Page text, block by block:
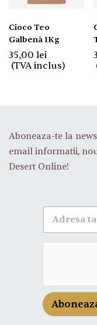
Cioco Teo
Galbenă 1Kg
35,00 lei
(TVA inclus)
Aboneaza-te la
email informatii,
Desert Online!
A
o
n
a
-
t